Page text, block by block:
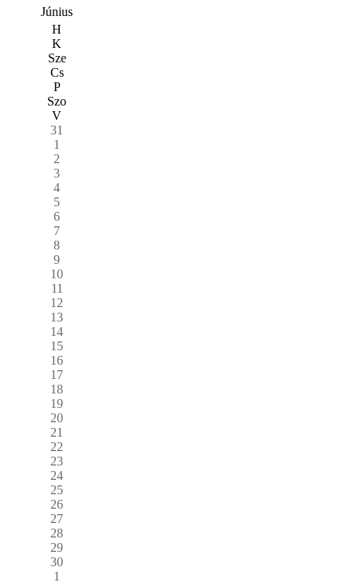
Június
H
K
Sze
Cs
P
Szo
V
31
1
2
3
4
5
6
7
8
9
10
11
12
13
14
15
16
17
18
19
20
21
22
23
24
25
26
27
28
29
30
1